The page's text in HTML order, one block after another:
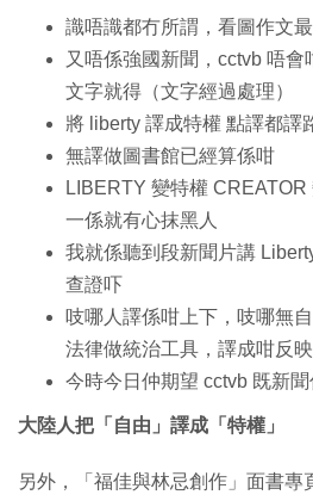
識唔識都冇所謂，看圖作文最
又唔係強國新聞，cctvb 唔會
文字就得（文字經過處理）
將 liberty 譯成特權 點譯都譯
無譯做圖書館已經算係咁
LIBERTY 變特權 CREATOR
一係就有心抹黑人
我就係聽到段新聞片講
查證吓
吱哪人譯係咁上下，吱哪無
法律做統治工具，譯成咁反
今時今日仲期望 cctvb 既新聞
大陸人把「自由」譯成「特權」
另外，「福佳與林忌創作」面書專